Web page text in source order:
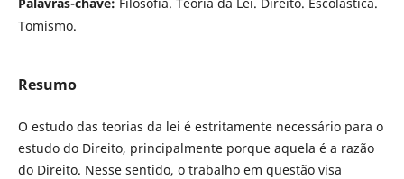
Tomismo.
Resumo
O estudo das teorias da lei é estritamente necessário para o
estudo do Direito, principalmente porque aquela é a razão
do Direito. Nesse sentido, o trabalho em questão visa